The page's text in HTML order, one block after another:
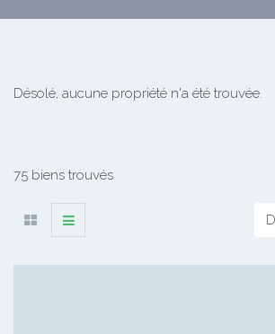
Désolé, aucune propriété n'a été trouvée.
75 biens trouvés